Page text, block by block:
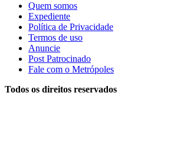
Quem somos
Expediente
Política de Privacidade
Termos de uso
Anuncie
Post Patrocinado
Fale com o Metrópoles
Todos os direitos reservados